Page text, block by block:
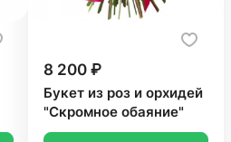
8 200 ₽
Букет из роз и орхидей
"Скромное обаяние"